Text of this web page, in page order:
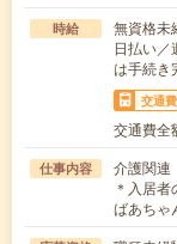
時給
無資格
日払い
は手続き
交通費
交通費全
仕事内容
介護関連
＊入居
ばあちゃ